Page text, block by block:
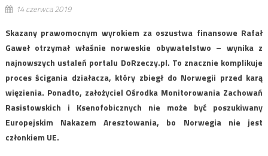
14 czerwca 2019
Skazany prawomocnym wyrokiem za oszustwa finansowe Rafał
Gaweł otrzymał właśnie norweskie obywatelstwo – wynika z
najnowszych ustaleń portalu DoRzeczy.pl. To znacznie komplikuje
proces ścigania działacza, który zbiegł do Norwegii przed karą
więzienia. Ponadto, założyciel Ośrodka Monitorowania Zachowań
Rasistowskich i Ksenofobicznych nie może być poszukiwany
Europejskim Nakazem Aresztowania, bo Norwegia nie jest
członkiem UE.